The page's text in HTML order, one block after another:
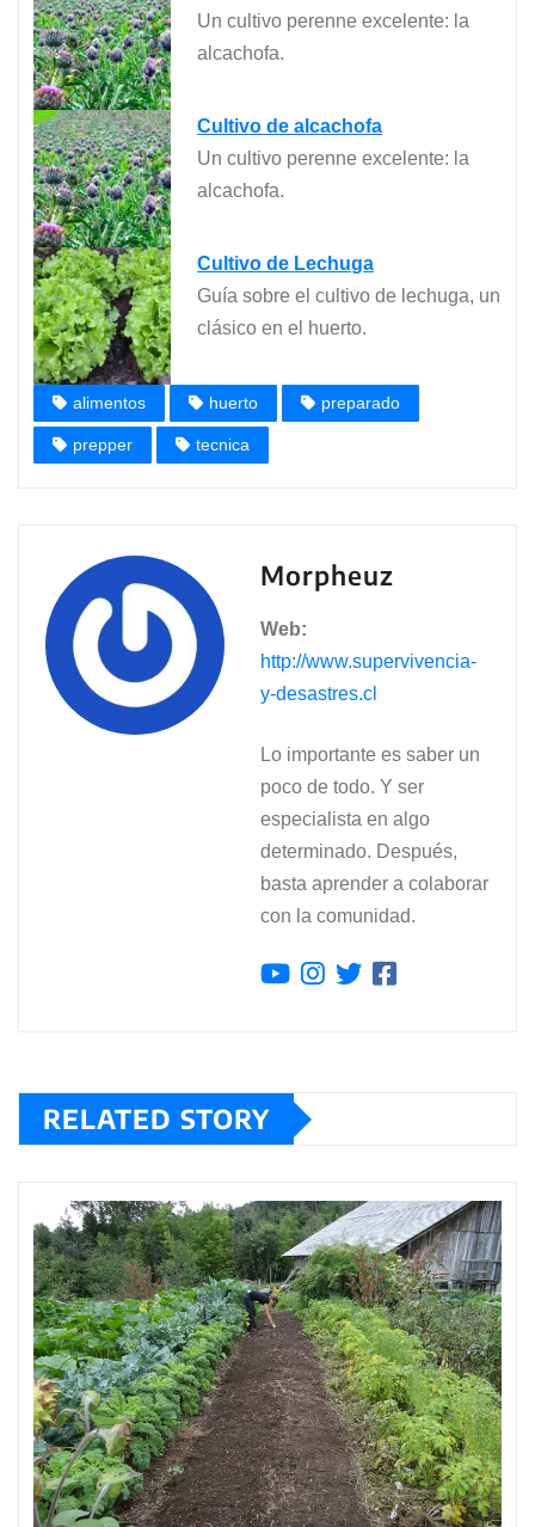
Un cultivo perenne excelente: la
alcachofa.
Cultivo de alcachofa
Un cultivo perenne excelente: la
alcachofa.
Cultivo de Lechuga
Guía sobre el cultivo de lechuga, un
clásico en el huerto.
alimentos huerto preparado
prepper tecnica
Morpheuz
Web:
http://www.supervivencia-
y-desastres.cl
Lo importante es saber un
poco de todo. Y ser
especialista en algo
determinado. Después,
basta aprender a colaborar
con la comunidad.
RELATED STORY